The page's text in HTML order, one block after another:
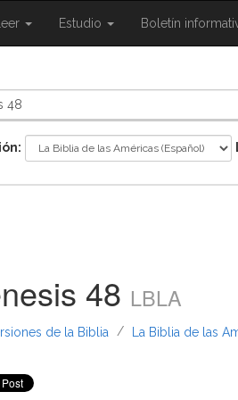
Leer
{{
Estudio
{{
Boletín
48 LBLA
de la Biblia / La Biblia de las